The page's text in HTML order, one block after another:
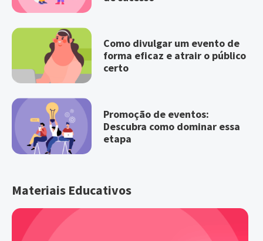
Como divulgar um evento de
forma eficaz e atrair o público
certo
Promoção de eventos:
Descubra como dominar essa
etapa
Materiais Educativos